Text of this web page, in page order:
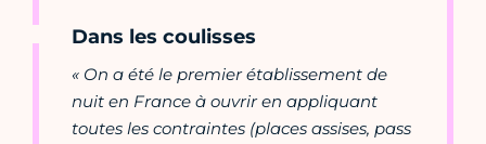
Dans les coulisses
« On a été le premier établissement de
nuit en France à ouvrir en appliquant
toutes les contraintes (places assises, pass